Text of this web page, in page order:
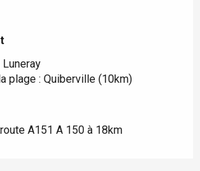
Luneray
plage : Quiberville (10km)
A151 A 150 à 18km